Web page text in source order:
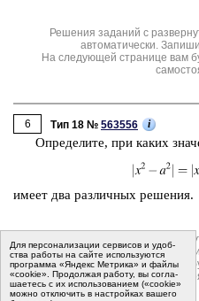
Решения заданий с
автоматически.
На следующей странице вам
6 Тип 18 № 563556 i
Опре­де­ли­те, при каких
имеет два раз­лич­ных ре­ше­ния.
Решения заданий с
автоматически.
На следующей странице вам
Для пер­со­на­ли­за­ции сер­ви­сов и удоб­
ства ра­бо­ты на сайте ис­поль­зу­ют­ся
программа «Яндекс Метрика» и файлы
«cookie». Про­дол­жая ра­бо­ту, вы со­гла­
ша­е­тесь с их ис­поль­зо­ва­ни­ем («cookie»
мо­жно от­клю­чить в на­строй­ках ва­ше­го